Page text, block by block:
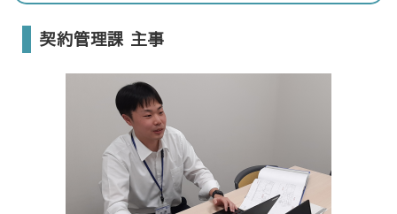
契約管理課 主事